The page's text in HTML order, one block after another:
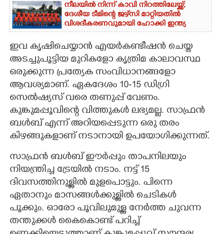
നീലയിൽ നിന്ന് കാവി നിറത്തിലേയ്ക്ക്;
ദേശീയ ടീമിന്റെ ജഴ്‌സി മാറ്റിയതിൽ
വിശദീകരണവുമായി ഹോക്കി ഇന്ത്യ
ഇവ കൃഷിചെയ്യാൻ എയർകണ്ടീഷൻ ചെയ്ത
അടച്ചുപൂട്ടിയ മുറികളോ കൃത്രിമ കാലാവസ്ഥ
ഒരുക്കുന്ന പ്രത്യേക സംവിധാനങ്ങളോ
ആവശ്യമാണ്. ഏകദേശം 10-15 ഡിഗ്രി
സെൽഷ്യസ് വരെ തണുപ്പ് വേണം.
കുങ്കുമപ്പൂവിന്റെ വിത്തുകൾ ലഭ്യമല്ല. സാഫ്രൻ
ബൾബ് എന്ന് അറിയപ്പെടുന്ന ഒരു തരം
കിഴങ്ങുകളാണ് നടാനായി ഉപയോഗിക്കുന്നത്.
സാഫ്രൻ ബൾബ് ഈർപ്പും താപനിലയും
നിയന്ത്രിച്ച ട്രേയിൽ നടാം. നട്ട് 15
ദിവസത്തിനുള്ളിൽ മുളപൊട്ടും. പിന്നെ
ഏതാനും മാസങ്ങൾക്കുള്ളിൽ ചെടികൾ
പൂക്കും. ഓരോ പൂവിലുമുള്ള നേർത്ത ചുവന്ന
തന്തുക്കൾ കെെകൊണ്ട് പറിച്ച്